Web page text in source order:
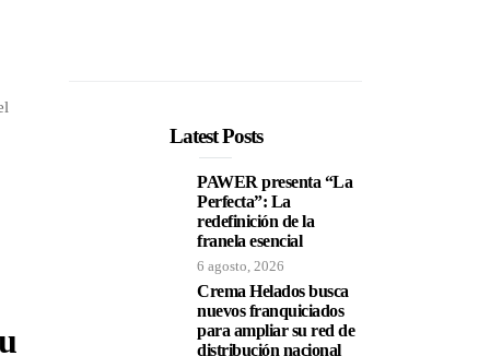
Latest Posts
PAWER presenta “La
Perfecta”: La
redefinición de la
franela esencial
6 agosto, 2026
Crema Helados busca
nuevos franquiciados
para ampliar su red de
distribución nacional